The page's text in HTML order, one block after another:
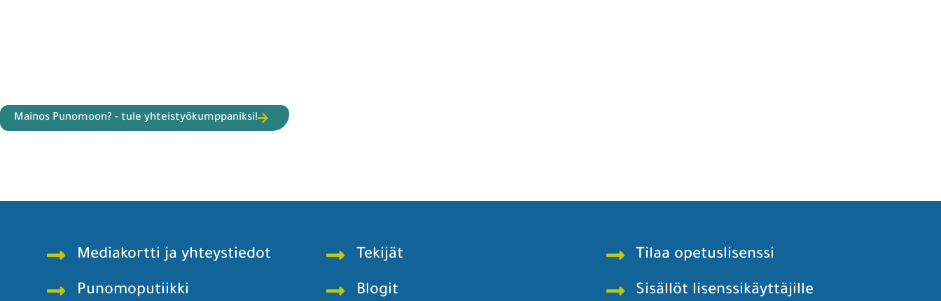
Mainos Punomoon? - tule yhteistyökumppaniksi!
Mediakortti ja yhteystiedot
Punomoputiikki
Tekijät
Blogit
Tilaa opetuslisenssi
Sisällöt lisenssikäyttäjille